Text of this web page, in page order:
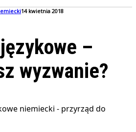
14 kwietnia 2018
–
wyzwanie?